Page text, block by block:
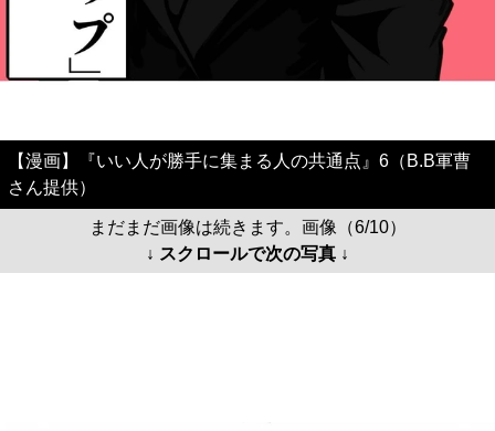
【漫画】『いい人が勝手に集まる人の共通点』6（B.B軍曹
さん提供）
まだまだ画像は続きます。画像（6/10）
↓ スクロールで次の写真 ↓